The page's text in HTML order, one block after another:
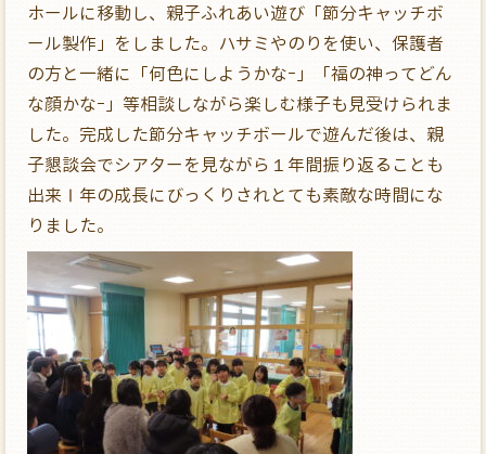
ホールに移動し、親子ふれあい遊び「節分キャッチボ
ール製作」をしました。ハサミやのりを使い、保護者
の方と一緒に「何色にしようかなｰ」「福の神ってどん
な顔かなｰ」等相談しながら楽しむ様子も見受けられま
した。完成した節分キャッチボールで遊んだ後は、親
子懇談会でシアターを見ながら１年間振り返ることも
出来Ⅰ年の成長にびっくりされとても素敵な時間にな
りました。